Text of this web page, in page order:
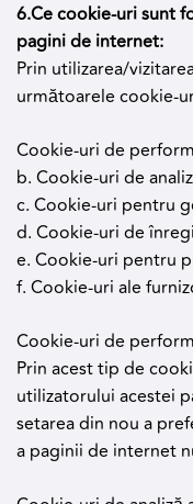
6.Ce cookie-uri sunt
pagini de internet:
Prin utilizarea/
următoarele cookie-
Cookie-uri de
b. Cookie-uri de
c. Cookie-uri pentru
d. Cookie-uri de
e. Cookie-uri pentru
f. Cookie-uri ale
Cookie-uri de
Prin acest tip de
utilizatorului acestei
setarea din nou a
a paginii de internet